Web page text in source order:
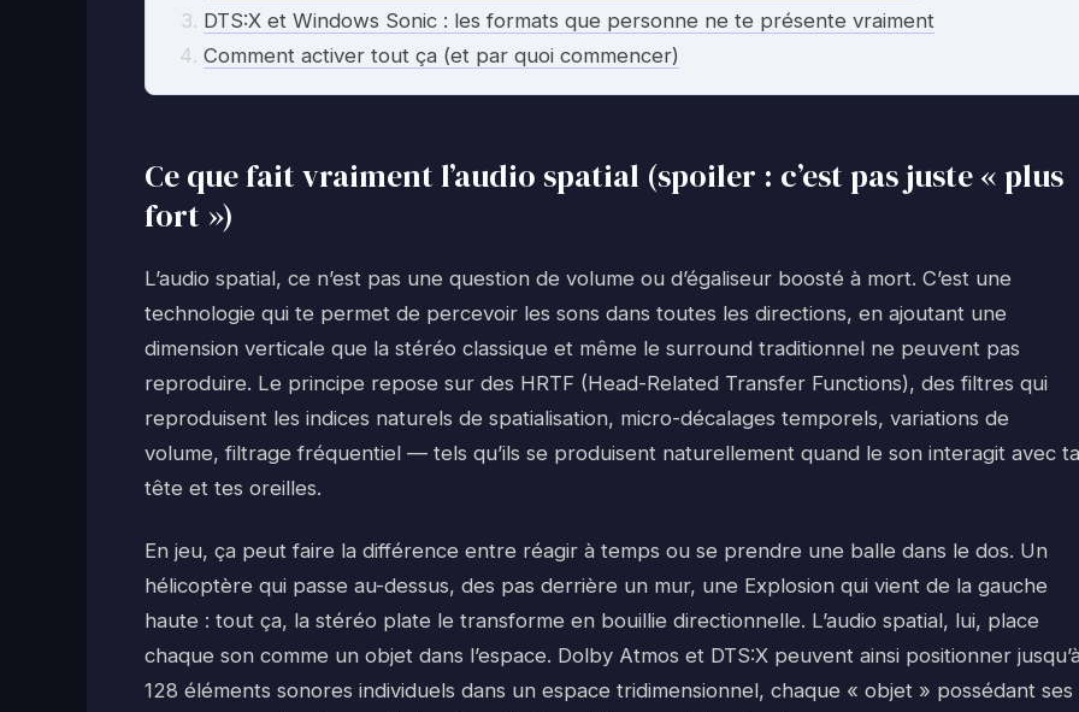
DTS:X et Windows Sonic : les formats que personne ne te présente vraiment
Comment activer tout ça (et par quoi commencer)
Ce que fait vraiment l’audio spatial (spoiler : c’est pas juste « plus
fort »)
L’audio spatial, ce n’est pas une question de volume ou d’égaliseur boosté à mort. C’est une
technologie qui te permet de percevoir les sons dans toutes les directions, en ajoutant une
dimension verticale que la stéréo classique et même le surround traditionnel ne peuvent pas
reproduire. Le principe repose sur des HRTF (Head-Related Transfer Functions), des filtres qui
reproduisent les indices naturels de spatialisation, micro-décalages temporels, variations de
volume, filtrage fréquentiel — tels qu’ils se produisent naturellement quand le son interagit avec ta
tête et tes oreilles.
En jeu, ça peut faire la différence entre réagir à temps ou se prendre une balle dans le dos. Un
hélicoptère qui passe au-dessus, des pas derrière un mur, une Explosion qui vient de la gauche
haute : tout ça, la stéréo plate le transforme en bouillie directionnelle. L’audio spatial, lui, place
chaque son comme un objet dans l’espace. Dolby Atmos et DTS:X peuvent ainsi positionner
128 éléments sonores individuels dans un espace tridimensionnel, chaque « objet » possédant ses